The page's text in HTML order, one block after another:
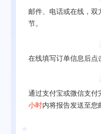
邮件、电话或在线，双
节。
在线填写订单信息后点
通过支付宝或微信支付
小时内将报告发送至您